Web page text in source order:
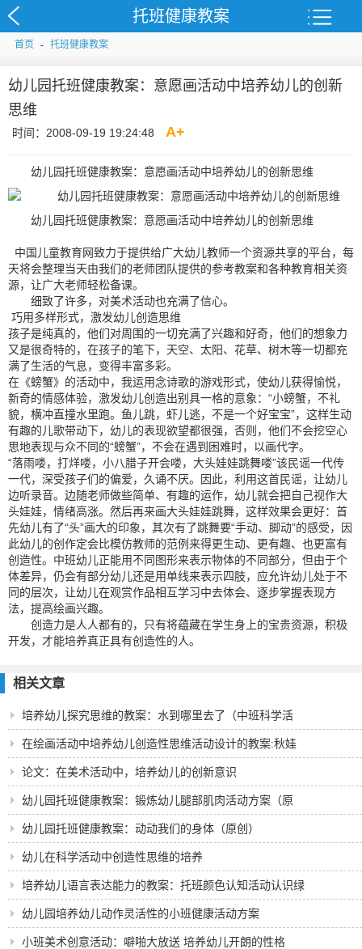
托班健康教案
首页 - 托班健康教案
幼儿园托班健康教案：意愿画活动中培养幼儿的创新
思维
时间：2008-09-19 19:24:48 A+
幼儿园托班健康教案：意愿画活动中培养幼儿的创新思维
幼儿园托班健康教案：意愿画活动中培养幼儿的创新思维
中国儿童教育网致力于提供给广大幼儿教师一个资源共享的平台，每
天将会整理当天由我们的老师团队提供的参考教案和各种教育相关资
源，让广大老师轻松备课。
细致了许多，对美术活动也充满了信心。
巧用多样形式，激发幼儿创造思维
孩子是纯真的，他们对周围的一切充满了兴趣和好奇，他们的想象力
又是很奇特的，在孩子的笔下，天空、太阳、花草、树木等一切都充
满了生活的气息，变得丰富多彩。
在《螃蟹》的活动中，我运用念诗歌的游戏形式，使幼儿获得愉悦，
新奇的情感体验，激发幼儿创造出别具一格的意象：“小螃蟹，不礼
貌，横冲直撞水里跑。鱼儿跳，虾儿逃，不是一个好宝宝”，这样生动
有趣的儿歌带动下，幼儿的表现欲望都很强，否则，他们不会挖空心
思地表现与众不同的“螃蟹”，不会在遇到困难时，以画代字。
“落雨喽，打烊喽，小八腊子开会喽，大头娃娃跳舞喽”该民谣一代传
一代，深受孩子们的偏爱，久诵不厌。因此，利用这首民谣，让幼儿
边听录音。边随老师做些简单、有趣的运作，幼儿就会把自己视作大
头娃娃，情绪高涨。然后再来画大头娃娃跳舞，这样效果会更好：首
先幼儿有了“头”画大的印象，其次有了跳舞要“手动、脚动”的感受，因
此幼儿的创作定会比模仿教师的范例来得更生动、更有趣、也更富有
创造性。中班幼儿正能用不同图形来表示物体的不同部分，但由于个
体差异，仍会有部分幼儿还是用单线来表示四肢，应允许幼儿处于不
同的层次，让幼儿在观赏作品相互学习中去体会、逐步掌握表现方
法，提高绘画兴趣。
创造力是人人都有的，只有将蕴藏在学生身上的宝贵资源，积极
开发，才能培养真正具有创造性的人。
相关文章
培养幼儿探究思维的教案：水到哪里去了（中班科学活
动）
在绘画活动中培养幼儿创造性思维活动设计的教案:秋娃
娃的礼物
论文：在美术活动中，培养幼儿的创新意识
幼儿园托班健康教案：锻炼幼儿腿部肌肉活动方案（原
创）
幼儿园托班健康教案：动动我们的身体（原创）
幼儿在科学活动中创造性思维的培养
培养幼儿语言表达能力的教案：托班颜色认知活动认识绿
色（原创）
幼儿园培养幼儿动作灵活性的小班健康活动方案
小班美术创意活动：噼啪大放送 培养幼儿开朗的性格